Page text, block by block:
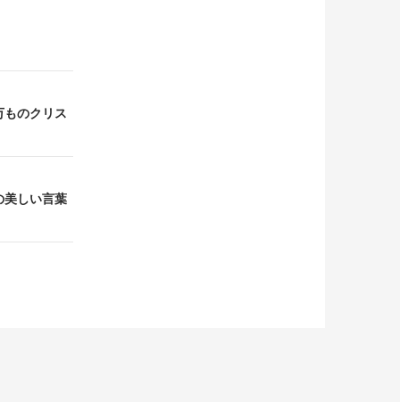
ものクリス
美しい言葉